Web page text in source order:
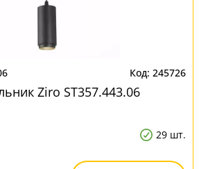
245726
Ziro ST357.443.06
29 шт.